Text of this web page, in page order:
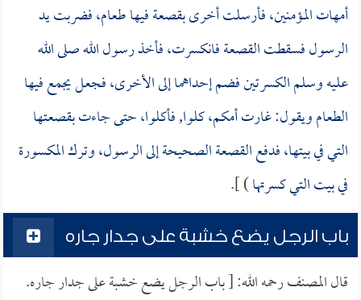
أمهات المؤمنين، فأرسلت أخرى بقصعة فيها طعام، فضربت يد
الرسول فسقطت القصعة فانكسرت، فأخذ رسول الله صلى الله
عليه وسلم الكسرتين فضم إحداهما إلى الأخرى، فجعل يجمع فيها
الطعام ويقول: غارت أمكم، كلوا, فأكلوا، حتى جاءت بقصعتها
التي في بيتها، فدفع القصعة الصحيحة إلى الرسول، وترك المكسورة
في بيت التي كسرتها) ].
باب الرجل يضع خشبة على جدار جاره
قال المصنف رحمه الله: [ باب الرجل يضع خشبة على جدار جاره.